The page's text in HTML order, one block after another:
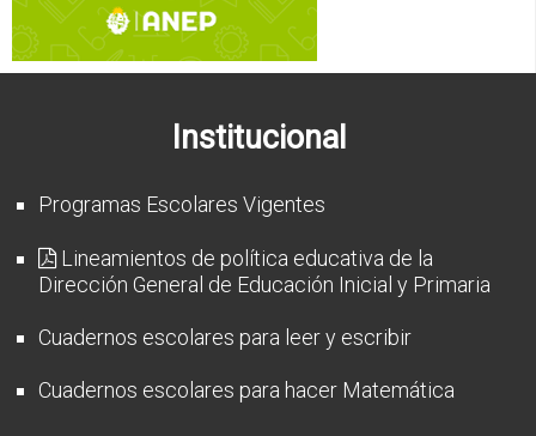
CFP
Noticias
Institucional
Programas Escolares Vigentes
Lineamientos de política educativa de la
Dirección General de Educación Inicial y Primaria
Cuadernos escolares para leer y escribir
Cuadernos escolares para hacer Matemática